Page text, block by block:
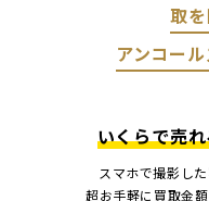
取
アンコー
いくらで売
スマホで撮影し
超お手軽に買取金